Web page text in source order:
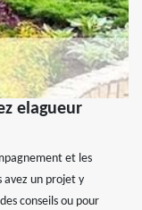
elagueur
et les
avez un projet y
conseils ou pour